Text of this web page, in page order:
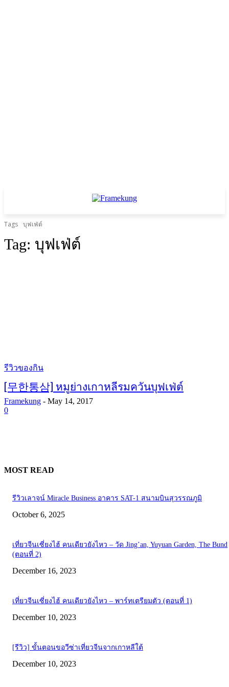
Tags บุฟเฟ่ต์
Tag: บุฟเฟ่ต์
รีวิวของกิน
[무한통삼] หมูย่างเกาหลีรมควันบุฟเฟ่ต์
Framekung - May 14, 2017
0
MOST READ
รีวิวเลาจน์ Miracle Business อาคาร SAT-1 สนามบินสุวรรณภูมิ
October 6, 2025
เที่ยวจีนเซี่ยงไฮ้ คนเดียวยังไหว – วัด Jing’an, Yuyuan Garden, The Bund
(ตอนที่ 2)
December 16, 2023
เที่ยวจีนเซี่ยงไฮ้ คนเดียวยังไหว – พาร์ทเตรียมตัว (ตอนที่ 1)
December 10, 2023
[รีวิว] ขั้นตอนขอวีซ่าเที่ยวจีนจากเกาหลีใต้
December 10, 2023